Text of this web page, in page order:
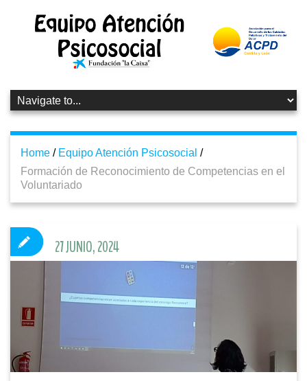
Home / Equipo Atención Psicosocial /
Formación de Reconocimiento de Competencias en el
Voluntariado
27 JUNIO, 2024